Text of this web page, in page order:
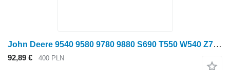
John Deere 9540 9580 9780 9880 S690 T550 W540 Z758 Sakiline söödakombaini nuga tüübi jaoks teraviljakombaini John Deere 9540 9580 9780 9880 S690 T550 W540
92,89 € 400 PLN